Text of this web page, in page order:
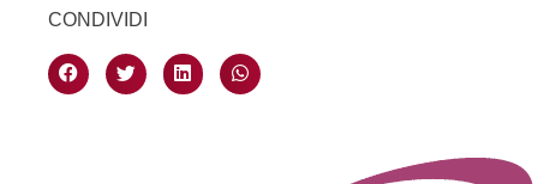
CONDIVIDI